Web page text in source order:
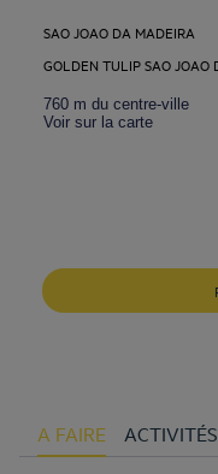
SAO JOAO DA MADEIRA
GOLDEN TULIP SAO JOAO
760 m du centre-ville
Voir sur la carte
A FAIRE ACTIVITÉS